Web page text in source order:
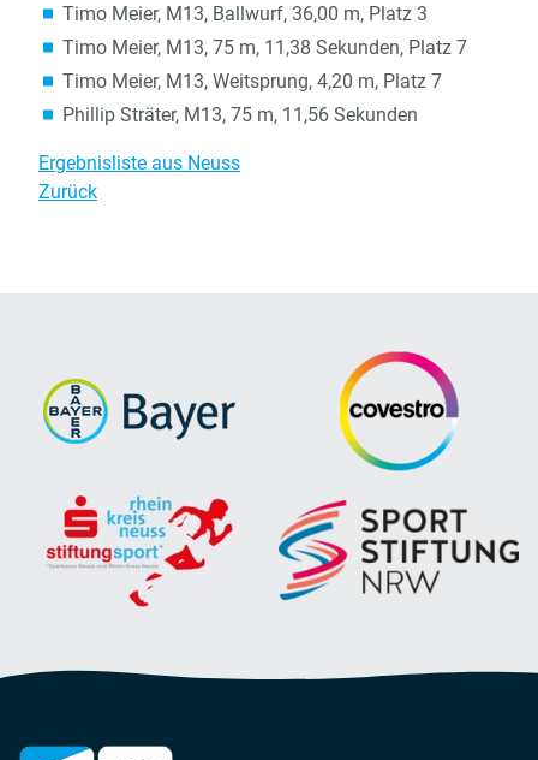
Timo Meier, M13, Ballwurf, 36,00 m, Platz 3
Timo Meier, M13, 75 m, 11,38 Sekunden, Platz 7
Timo Meier, M13, Weitsprung, 4,20 m, Platz 7
Phillip Sträter, M13, 75 m, 11,56 Sekunden
Ergebnisliste aus Neuss
Zurück